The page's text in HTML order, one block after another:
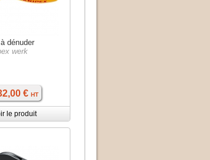
dénuder
werk
€ HT
le produit